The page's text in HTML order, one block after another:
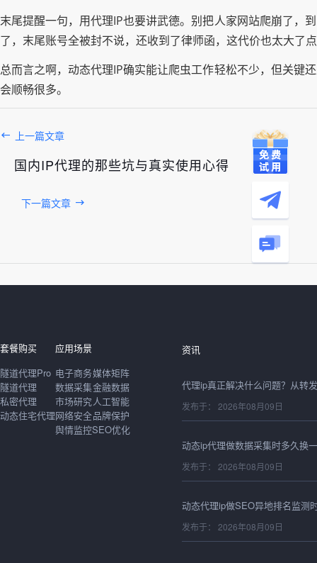
末尾提醒一句，用代理IP也要讲武德。别把人家网站爬崩了，
了，末尾账号全被封不说，还收到了律师函，这代价也太大了
总而言之啊，动态代理IP确实能让爬虫工作轻松不少，但关键
会顺畅很多。
上一篇文章
国内IP代理的那些坑与真实使用心得
下一篇文章
套餐购买
隧道代理Pro
隧道代理
私密代理
动态住宅代理
应用场景
电子商务
数据采集
市场研究
网络安全
舆情监控
媒体矩阵
金融数据
人工智能
品牌保护
SEO优化
资讯
发布于： 2026年08月09日
发布于： 2026年08月09日
发布于： 2026年08月09日
发布于： 2026年08月09日